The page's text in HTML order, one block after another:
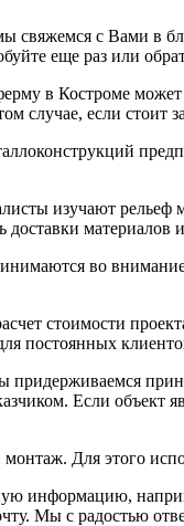
свяжемся с Вами в
еще раз или
в Костроме
случае, если стоит
изучают рельеф
во
стоимости
постоянных
придерживаемся
Если
Для этого
информацию,
Мы с радостью